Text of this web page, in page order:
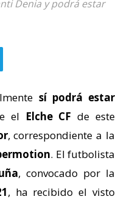
Denia y podrá estar
sí podrá estar
el Elche CF de este
, correspondiente a la
. El futbolista
, convocado por la
, ha recibido el visto